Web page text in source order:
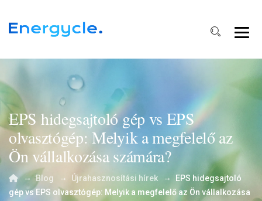
EPS hidegsajtoló gép vs EPS
olvasztógép: Melyik a megfelelő az
Ön vállalkozása számára?
→ Blog → Újrahasznosítási hírek →
EPS hidegsajtoló
gép vs EPS olvasztógép: Melyik a megfelelő az Ön vállalkozása